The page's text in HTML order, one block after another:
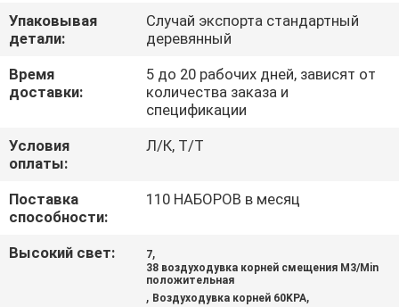
СВЯЖИТЕСЬ
МЫ
ЦИТАТУ
COMPANY
NEWS
Упаковывая
детали:
Случай экспорта стандартный
деревянный
Время
доставки:
5 до 20 рабочих дней, зависят от
количества заказа и
спецификации
Условия
оплаты:
Л/К, Т/Т
Поставка
способности:
110 НАБОРОВ в месяц
Высокий свет: 7,
38 воздуходувка корней смещения M3/Min
положительная
, Воздуходувка корней 60KPA,